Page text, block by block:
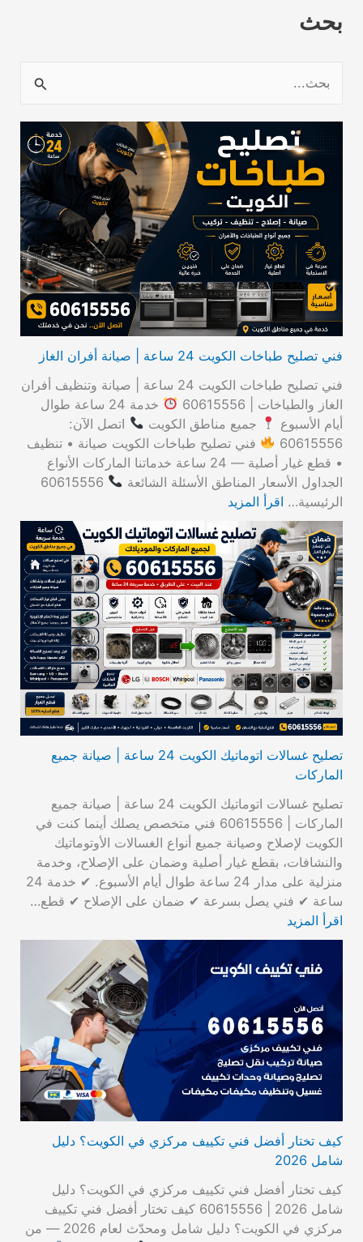
بحث
فني تصليح طباخات الكويت 24 ساعة | صيانة أفران الغاز
فني تصليح طباخات الكويت 24 ساعة | صيانة وتنظيف أفران
الغاز والطباخات | 60615556
خدمة 24 ساعة طوال
أيام الأسبوع
جميع مناطق الكويت
اتصل الآن:
60615556
فني تصليح طباخات الكويت صيانة • تنظيف
• قطع غيار أصلية — 24 ساعة خدماتنا الماركات الأنواع
الجداول الأسعار المناطق الأسئلة الشائعة
60615556
الرئيسية… اقرأ المزيد
تصليح غسالات اتوماتيك الكويت 24 ساعة | صيانة جميع
الماركات
تصليح غسالات اتوماتيك الكويت 24 ساعة | صيانة جميع
الماركات | 60615556 فني متخصص يصلك أينما كنت في
الكويت لإصلاح وصيانة جميع أنواع الغسالات الأوتوماتيك
والنشافات، بقطع غيار أصلية وضمان على الإصلاح، وخدمة
منزلية على مدار 24 ساعة طوال أيام الأسبوع. ✔ خدمة 24
ساعة ✔ فني يصل بسرعة ✔ ضمان على الإصلاح ✔ قطع…
اقرأ المزيد
كيف تختار أفضل فني تكييف مركزي في الكويت؟ دليل
شامل 2026
كيف تختار أفضل فني تكييف مركزي في الكويت؟ دليل
شامل 2026 | 60615556 كيف تختار أفضل فني تكييف
مركزي في الكويت؟ دليل شامل ومحدّث لعام 2026 — من